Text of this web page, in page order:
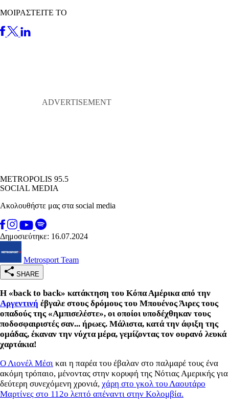
ΜΟΙΡΑΣΤΕΙΤΕ ΤΟ
METROPOLIS 95.5
SOCIAL MEDIA
Ακολουθήστε μας στα social media
Δημοσιεύτηκε: 16.07.2024
Metrosport Team
SHARE
Η «back to back» κατάκτηση του Κόπα Αμέρικα από την
Αργεντινή έβγαλε στους δρόμους του Μπουένος Άιρες τους
οπαδούς της «Αμπισελέστε», οι οποίοι υποδέχθηκαν τους
ποδοσφαιριστές σαν... ήρωες. Μάλιστα, κατά την άφιξη της
ομάδας, έκαναν την νύχτα μέρα, γεμίζοντας τον ουρανό λευκά
χαρτάκια!
Ο Λιονέλ Μέσι και η παρέα του έβαλαν στο παλμαρέ τους ένα
ακόμη τρόπαιο, μένοντας στην κορυφή της Νότιας Αμερικής για
δεύτερη συνεχόμενη χρονιά, χάρη στο γκολ του Λαουτάρο
Μαρτίνες στο 112ο λεπτό απέναντι στην Κολομβία.